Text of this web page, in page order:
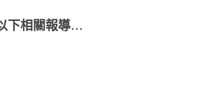
下相關報導…